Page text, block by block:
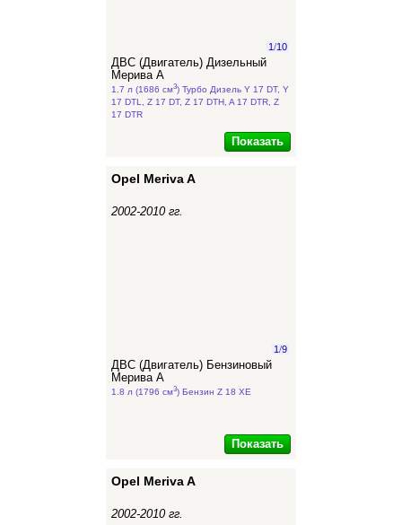
1/10
ДВС (Двигатель) Дизельный
Мерива А
1.7 л (1686 см3) Турбо Дизель Y 17 DT, Y
17 DTL, Z 17 DT, Z 17 DTH, A 17 DTR, Z
17 DTR
Показать
Opel Meriva A
2002-2010 гг.
1/9
ДВС (Двигатель) Бензиновый
Мерива А
1.8 л (1796 см3) Бензин Z 18 XE
Показать
Opel Meriva A
2002-2010 гг.